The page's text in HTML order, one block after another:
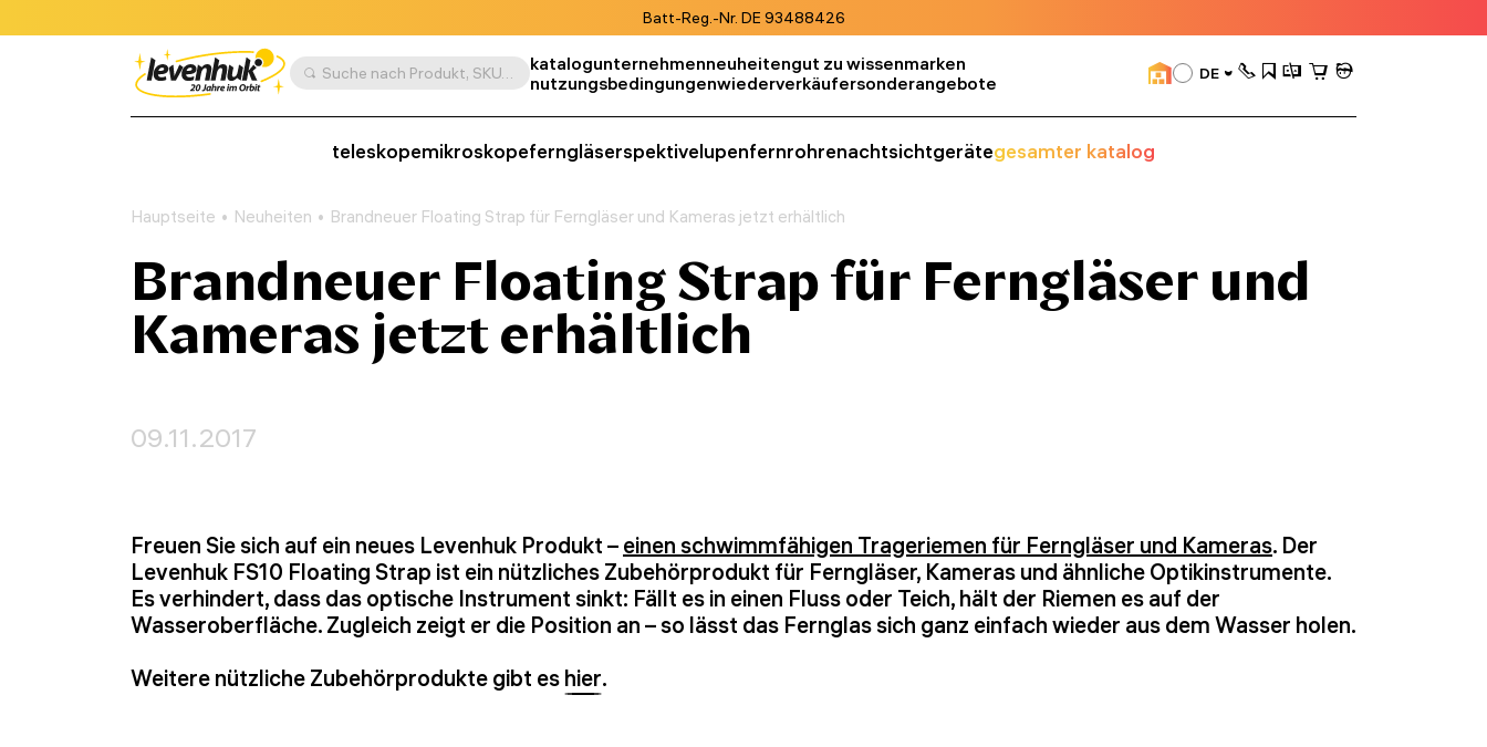
Batt-Reg.-Nr. DE 93488426
Suche nach Produkt, SKU, Kategorie, usw. katalogunternehmenneuheitengut zu wissenmarken
nutzungsbedingungenwiederverkäufersonderangebote DE
teleskopemikroskopeferngläserspektivelupenfernrohrenachtsichtgerätegesamter katalog
Hauptseite Neuheiten Brandneuer Floating Strap für Ferngläser und Kameras jetzt erhältlich
Brandneuer Floating Strap für Ferngläser und
Kameras jetzt erhältlich
09.11.2017
Freuen Sie sich auf ein neues Levenhuk Produkt – einen schwimmfähigen Trageriemen für Ferngläser und Kameras. Der
Levenhuk FS10 Floating Strap ist ein nützliches Zubehörprodukt für Ferngläser, Kameras und ähnliche Optikinstrumente.
Es verhindert, dass das optische Instrument sinkt: Fällt es in einen Fluss oder Teich, hält der Riemen es auf der
Wasseroberfläche. Zugleich zeigt er die Position an – so lässt das Fernglas sich ganz einfach wieder aus dem Wasser holen.
Weitere nützliche Zubehörprodukte gibt es hier.